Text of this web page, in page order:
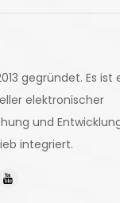
gegründet. Es ist
elektronischer
und
integriert.